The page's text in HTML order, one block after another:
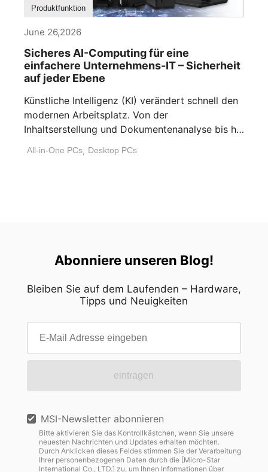
Produktfunktion
June 26,2026
Sicheres AI-Computing für eine
einfachere Unternehmens-IT – Sicherheit
auf jeder Ebene
Künstliche Intelligenz (KI) verändert schnell den
modernen Arbeitsplatz. Von der
Inhaltserstellung und Dokumentenanalyse bis hin
All-in-One PCs, Desktop PCs
Abonniere unseren Blog!
Bleiben Sie auf dem Laufenden – Hardware,
Tipps und Neuigkeiten
eintragen
MSI-Newsletter abonnieren
Bitte aktivieren Sie das Kontrollkästchen, wenn Sie unsere
neuesten Nachrichten und Updates erhalten möchten.
Durch Anklicken dieses Feldes stimmen Sie der Verarbeitung
Ihrer personenbezogenen Daten durch die [Micro-Star
International Co., LTD.] zu, um Ihnen Informationen über